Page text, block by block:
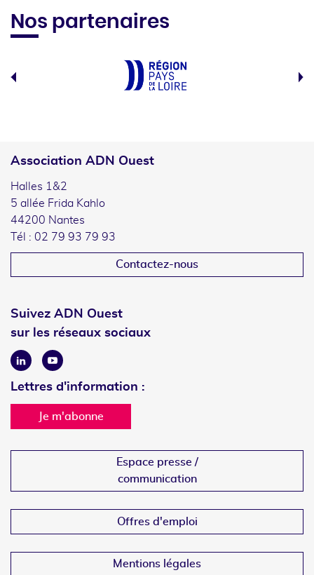
Nos partenaires
Association ADN Ouest
Halles 1&2
5 allée Frida Kahlo
44200 Nantes
Tél : 02 79 93 79 93
Contactez-nous
Suivez ADN Ouest
sur les réseaux sociaux
LinkedinYoutube
Lettres d'information :
Je m'abonne
Espace presse /
communication
Offres d'emploi
Mentions légales